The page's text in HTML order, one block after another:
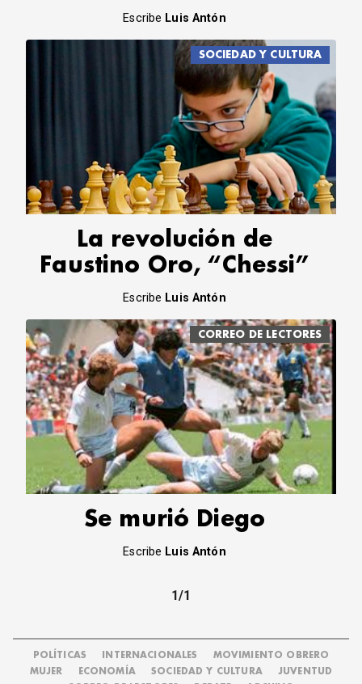
Escribe Luis Antón
SOCIEDAD Y CULTURA
La revolución de
Faustino Oro, “Chessi”
Escribe Luis Antón
CORREO DE LECTORES
Se murió Diego
Escribe Luis Antón
1/1
POLÍTICAS INTERNACIONALES
MOVIMIENTO OBRERO
MUJER
ECONOMÍA SOCIEDAD Y CULTURA
JUVENTUD